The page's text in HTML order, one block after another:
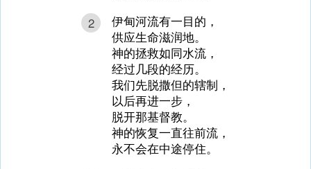
2
伊甸河流有一目的，
供应生命滋润地。
神的拯救如同水流，
经过几段的经历。
我们先脱撒但的辖制，
以后再进一步，
脱开那基督教。
神的恢复一直往前流，
永不会在中途停住。